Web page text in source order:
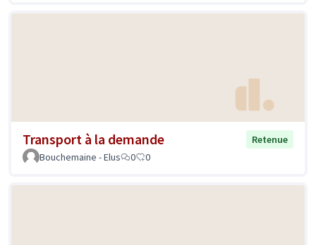
Transport à la demande
Retenue
Bouchemaine - Elus
0 0